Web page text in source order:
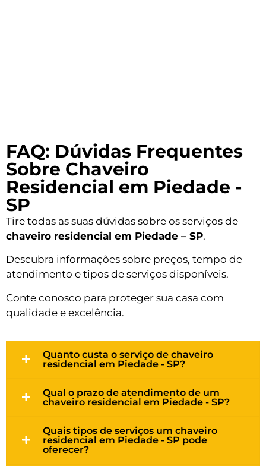
FAQ: Dúvidas Frequentes
Sobre Chaveiro
Residencial em Piedade -
SP
Tire todas as suas dúvidas sobre os serviços de
chaveiro residencial em Piedade – SP.
Descubra informações sobre preços, tempo de
atendimento e tipos de serviços disponíveis.
Conte conosco para proteger sua casa com
qualidade e excelência.
Quanto custa o serviço de chaveiro
residencial em Piedade - SP?
Qual o prazo de atendimento de um
chaveiro residencial em Piedade - SP?
Quais tipos de serviços um chaveiro
residencial em Piedade - SP pode
oferecer?